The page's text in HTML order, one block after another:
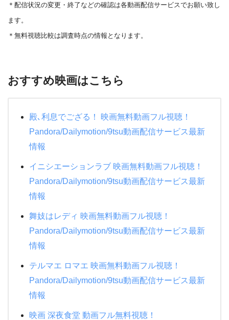
＊ 配信状況の変更・終了などの確認は各動画配信サービスでお願い致し
ます。
＊無料視聴比較は調査時点の情報となります。
おすすめ映画はこちら
殿､利息でござる！ 映画無料動画フル視聴！
Pandora/Dailymotion/9tsu動画配信サービス最新
情報
イニシエーションラブ 映画無料動画フル視聴！
Pandora/Dailymotion/9tsu動画配信サービス最新
情報
舞妓はレディ 映画無料動画フル視聴！
Pandora/Dailymotion/9tsu動画配信サービス最新
情報
テルマエ ロマエ 映画無料動画フル視聴！
Pandora/Dailymotion/9tsu動画配信サービス最新
情報
映画 深夜食堂 動画フル無料視聴！